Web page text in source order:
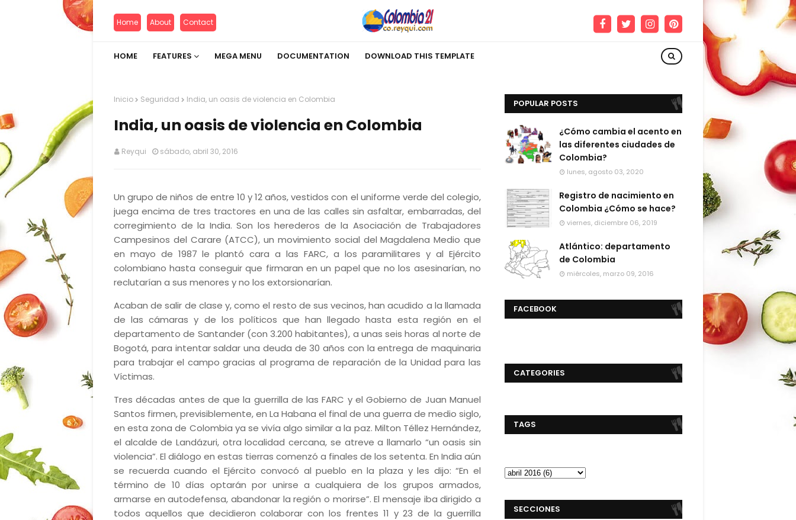
Home About Contact
HOME FEATURES MEGA MENU DOCUMENTATION DOWNLOAD THIS TEMPLATE
Inicio Seguridad India, un oasis de violencia en Colombia
India, un oasis de violencia en Colombia
Reyqui sábado, abril 30, 2016
Un grupo de niños de entre 10 y 12 años, vestidos con el uniforme verde del colegio,
juega encima de tres tractores en una de las calles sin asfaltar, embarradas, del
corregimiento de la India. Son los herederos de la Asociación de Trabajadores
Campesinos del Carare (ATCC), un movimiento social del Magdalena Medio que
en mayo de 1987 le plantó cara a las FARC, a los paramilitares y al Ejército
colombiano hasta conseguir que firmaran en un papel que no los asesinarían, no
reclutarían a sus menores y no los extorsionarían.
Acaban de salir de clase y, como el resto de sus vecinos, han acudido a la llamada
de las cámaras y de los políticos que han llegado hasta esta región en el
departamento de Santander (con 3.200 habitantes), a unas seis horas al norte de
Bogotá, para intentar saldar una deuda de 30 años con la entrega de maquinaria
para trabajar el campo gracias al programa de reparación de la Unidad para las
Víctimas.
Tres décadas antes de que la guerrilla de las FARC y el Gobierno de Juan Manuel
Santos firmen, previsiblemente, en La Habana el final de una guerra de medio siglo,
en esta zona de Colombia ya se vivía algo similar a la paz. Milton Téllez Hernández,
el alcalde de Landázuri, otra localidad cercana, se atreve a llamarlo “un oasis sin
violencia”. El diálogo en estas tierras comenzó a finales de los setenta. En India aún
se recuerda cuando el Ejército convocó al pueblo en la plaza y les dijo: “En el
término de 10 días optarán por unirse a cualquiera de los grupos armados,
armarse en autodefensa, abandonar la región o morirse”. El mensaje iba dirigido a
todos aquellos que decidieron colaborar con los frentes 11 y 23 de la guerrilla
POPULAR POSTS
¿Cómo cambia el acento en
las diferentes ciudades de
Colombia?
lunes, agosto 03, 2020
Registro de nacimiento en
Colombia ¿Cómo se hace?
viernes, diciembre 06, 2019
Atlántico: departamento
de Colombia
miércoles, marzo 09, 2016
FACEBOOK
CATEGORIES
TAGS
SECCIONES